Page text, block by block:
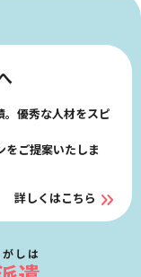
優秀な人材をスピ
をご提案いたしま
詳しくはこちら
しは